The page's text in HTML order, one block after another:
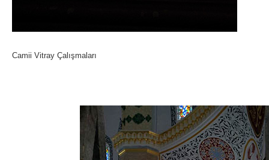
Camii Vitray Çalışmaları